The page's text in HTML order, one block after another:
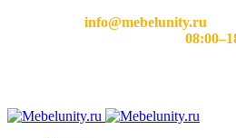
info@mebelunity.ru